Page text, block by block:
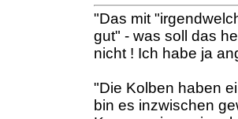
"Das mit
gut" - was soll das
nicht ! Ich habe ja
"Die Kolben haben
bin es inzwischen